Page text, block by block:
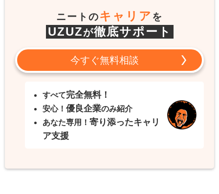
ニートのキャリア を
UZUZが徹底サポート
今すぐ無料相談
すべて完全無料！
安心！ 優良企業のみ紹介
あなた専用！ 寄り添ったキャリ
ア支援